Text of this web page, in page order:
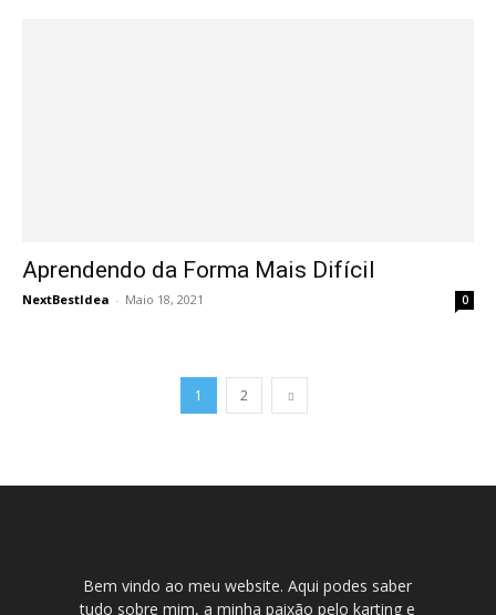
Aprendendo da Forma Mais Difícil
NextBestIdea - Maio 18, 2021 0
1 2
Bem vindo ao meu website. Aqui podes saber
tudo sobre mim, a minha paixão pelo karting e